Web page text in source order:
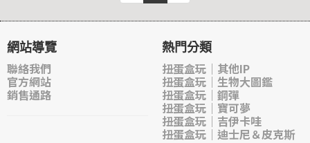
網站導覽
聯絡我們
官方網站
銷售通路
熱門分類
扭蛋盒玩｜其他IP
扭蛋盒玩｜生物大圖鑑
扭蛋盒玩｜鋼彈
扭蛋盒玩｜寶可夢
扭蛋盒玩｜吉伊卡哇
扭蛋盒玩｜迪士尼＆皮克斯